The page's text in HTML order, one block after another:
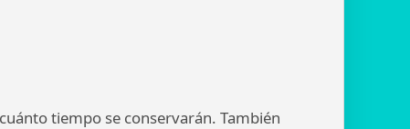
tiempo se conservarán. También